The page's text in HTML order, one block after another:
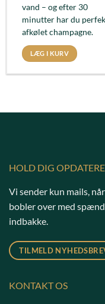
vand – og efter 30
minutter har du
afkølet champagne.
LÆG I KURV
HOLD DIG
Vi sender kun mails,
bobler over med
indbakke.
TILMELD
KONTAKT OS